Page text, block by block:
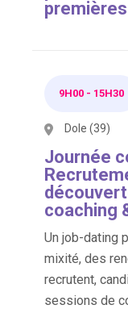
9H00 - 15H30
Dole (39)
Journée
coaching
Un job-dating
mixité, des
recrutent,
sessions de